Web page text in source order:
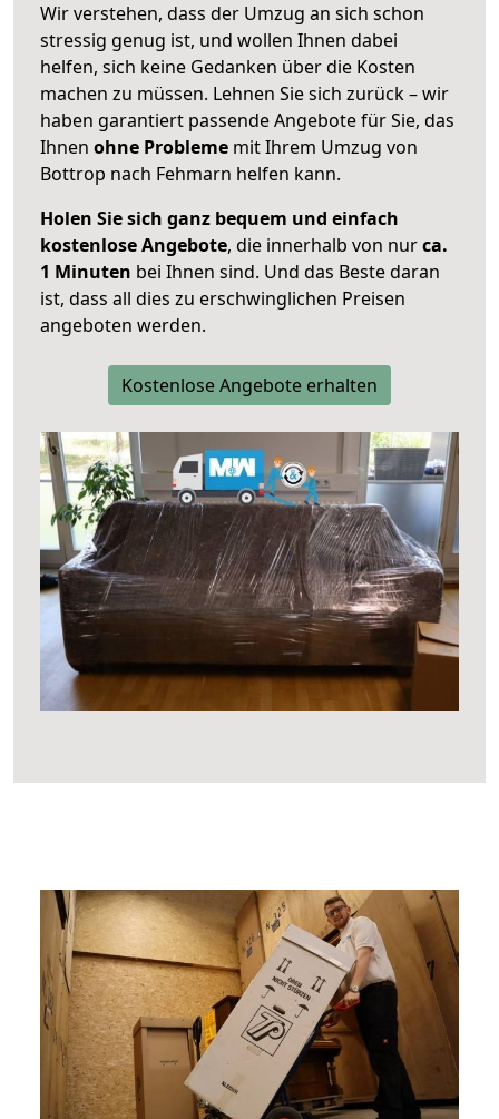
Wir verstehen, dass der Umzug an sich schon
stressig genug ist, und wollen Ihnen dabei
helfen, sich keine Gedanken über die Kosten
machen zu müssen. Lehnen Sie sich zurück – wir
haben garantiert passende Angebote für Sie, das
Ihnen ohne Probleme mit Ihrem Umzug von
Bottrop nach Fehmarn helfen kann.
Holen Sie sich ganz bequem und einfach
kostenlose Angebote, die innerhalb von nurca.
1 Minuten bei Ihnen sind. Und das Beste daran
ist, dass all dies zu erschwinglichen Preisen
angeboten werden.
Kostenlose Angebote erhalten